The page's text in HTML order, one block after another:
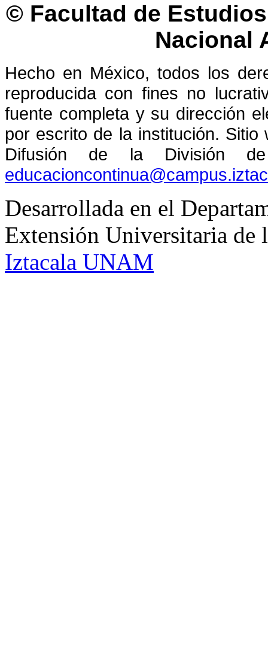
© Facultad de
Nacional
Hecho en México, todos los
reproducida con fines no
fuente completa y su dirección
por escrito de la institución.
Difusión de la División
Desarrollada en el
Extensión Universitaria
Iztacala UNAM